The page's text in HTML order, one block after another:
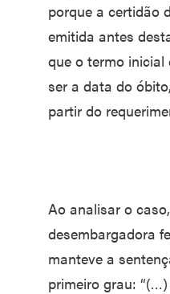
porque a certidão
emitida antes
que o termo inicial
ser a data do
partir do
Ao analisar o
desembargadora
manteve a
primeiro grau: